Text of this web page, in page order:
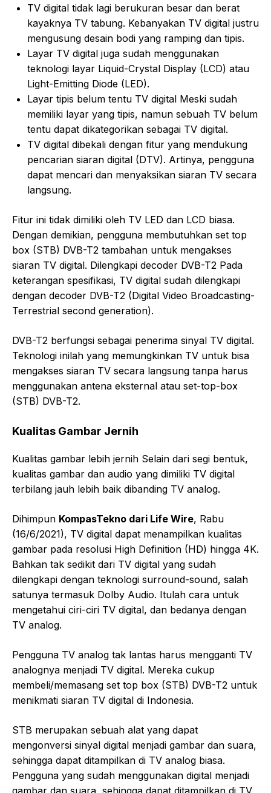
TV digital tidak lagi berukuran besar dan berat
kayaknya TV tabung. Kebanyakan TV digital justru
mengusung desain bodi yang ramping dan tipis.
Layar TV digital juga sudah menggunakan
teknologi layar Liquid-Crystal Display (LCD) atau
Light-Emitting Diode (LED).
Layar tipis belum tentu TV digital Meski sudah
memiliki layar yang tipis, namun sebuah TV belum
tentu dapat dikategorikan sebagai TV digital.
TV digital dibekali dengan fitur yang mendukung
pencarian siaran digital (DTV). Artinya, pengguna
dapat mencari dan menyaksikan siaran TV secara
langsung.
Fitur ini tidak dimiliki oleh TV LED dan LCD biasa.
Dengan demikian, pengguna membutuhkan set top
box (STB) DVB-T2 tambahan untuk mengakses
siaran TV digital. Dilengkapi decoder DVB-T2 Pada
keterangan spesifikasi, TV digital sudah dilengkapi
dengan decoder DVB-T2 (Digital Video Broadcasting-
Terrestrial second generation).
DVB-T2 berfungsi sebagai penerima sinyal TV digital.
Teknologi inilah yang memungkinkan TV untuk bisa
mengakses siaran TV secara langsung tanpa harus
menggunakan antena eksternal atau set-top-box
(STB) DVB-T2.
Kualitas Gambar Jernih
Kualitas gambar lebih jernih Selain dari segi bentuk,
kualitas gambar dan audio yang dimiliki TV digital
terbilang jauh lebih baik dibanding TV analog.
Dihimpun KompasTekno dari Life Wire, Rabu
(16/6/2021), TV digital dapat menampilkan kualitas
gambar pada resolusi High Definition (HD) hingga 4K.
Bahkan tak sedikit dari TV digital yang sudah
dilengkapi dengan teknologi surround-sound, salah
satunya termasuk Dolby Audio. Itulah cara untuk
mengetahui ciri-ciri TV digital, dan bedanya dengan
TV analog.
Pengguna TV analog tak lantas harus mengganti TV
analognya menjadi TV digital. Mereka cukup
membeli/memasang set top box (STB) DVB-T2 untuk
menikmati siaran TV digital di Indonesia.
STB merupakan sebuah alat yang dapat
mengonversi sinyal digital menjadi gambar dan suara,
sehingga dapat ditampilkan di TV analog biasa.
Pengguna yang sudah menggunakan digital menjadi
gambar dan suara, sehingga dapat ditampilkan di TV